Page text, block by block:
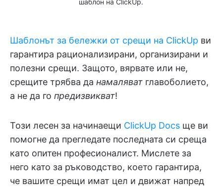
шаблон на ClickUp.
Шаблонът за бележки от срещи на ClickUp ви
гарантира рационализирани, организирани и
полезни срещи. Защото, вярвате или не,
срещите трябва да намаляват главоболието,
а не да го предизвикват!
Този лесен за начинаещи ClickUp Docs ще ви
помогне да прегледате последната си среща
като опитен професионалист. Мислете за
него като за ръководство, което гарантира,
че вашите срещи имат цел и движат напред